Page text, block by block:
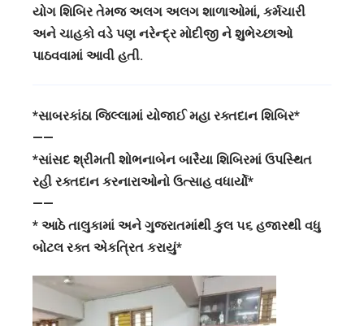
યોગ શિબિર તેમજ અલગ અલગ શાળાઓમાં, કર્મચારી
અને ચાહકો વડે પણ નરેન્દ્ર મોદીજી ને શુભેચ્છાઓ
પાઠવવામાં આવી હતી.
*સાબરકાંઠા જિલ્લામાં યોજાઈ મહા રક્તદાન શિબિર*
——
*સાંસદ શ્રીમતી શોભનાબેન બારૈયા શિબિરમાં ઉપસ્થિત
રહી રક્તદાન કરનારાઓનો ઉત્સાહ વધાર્યો*
——
* આઠે તાલુકામાં અને ગુજરાતમાંથી કુલ ૫૬ હજારથી વધુ
બોટલ રક્ત એકત્રિત કરાયું*